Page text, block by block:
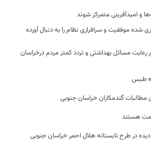
و امیدآفرینی متمرکز شوند
شده موفقیت و سرافرازی نظام را به دنبال آورده
رعایت مسائل بهداشتی و تردد کمتر مردم درخراسان
طبس
هستند